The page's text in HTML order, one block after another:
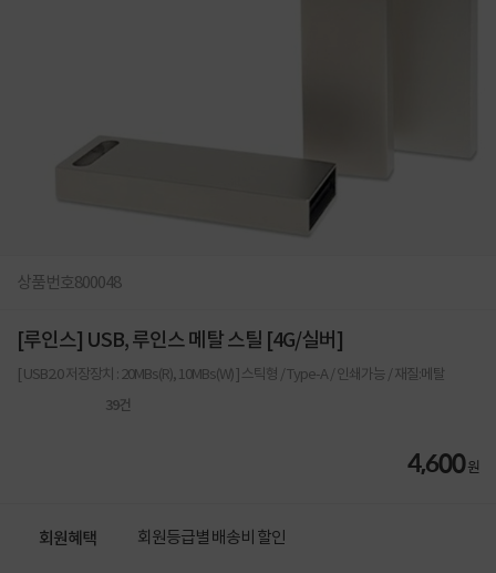
상품번호800048
[루인스] USB, 루인스 메탈 스틸 [4G/실버]
[ USB2.0 저장장치 : 20MBs(R), 10MBs(W) ] 스틱형 / Type-A / 인쇄가능 / 재질:메탈
39건
4,600원
회원혜택 회원등급별 배송비 할인